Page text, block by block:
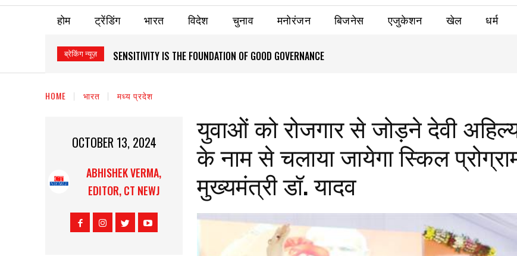
होम ट्रेंडिंग भारत विदेश चुनाव मनोरंजन बिजनेस एजुकेशन खेल धर्म
ब्रेकिंग न्यूज़ SENSITIVITY IS THE FOUNDATION OF GOOD GOVERNANCE
HOME भारत मध्य प्रदेश
OCTOBER 13, 2024
ABHISHEK VERMA,
EDITOR, CT NEWJ
युवाओं को रोजगार से जोड़ने देवी
के नाम से चलाया जायेगा स्किल
मुख्यमंत्री डॉ. यादव